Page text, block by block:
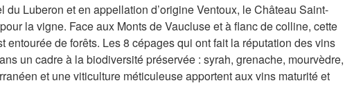
Luberon et en appellation d’origine Ventoux, le Château Saint-
la vigne. Face aux Monts de Vaucluse et à flanc de colline, cette
entourée de forêts. Les 8 cépages qui ont fait la réputation des vins
un cadre à la biodiversité préservée : syrah, grenache, mourvèdre,
et une viticulture méticuleuse apportent aux vins maturité et